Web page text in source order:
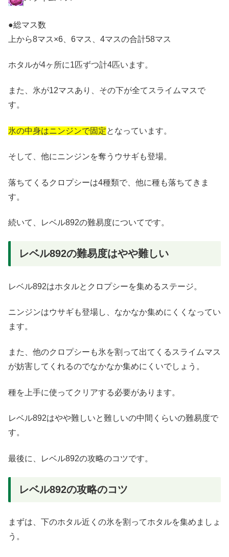
●総マス数
上から8マス×6、6マス、4マスの合計58マス
ホタルが4ヶ所に1匹ずつ計4匹います。
また、氷が12マスあり、その下が全てスライムマスで
す。
氷の中身はニンジンで固定となっています。
そして、他にニンジンを奪うウサギも登場。
落ちてくるクロプシーは4種類で、他に種も落ちてきま
す。
続いて、レベル892の難易度についてです。
レベル892の難易度はやや難しい
レベル892はホタルとクロプシーを集めるステージ。
ニンジンはウサギも登場し、なかなか集めにくくなってい
ます。
また、他のクロプシーも氷を割って出てくるスライムマス
が妨害してくれるのでなかなか集めにくいでしょう。
種を上手に使ってクリアする必要があります。
レベル892はやや難しいと難しいの中間くらいの難易度で
す。
最後に、レベル892の攻略のコツです。
レベル892の攻略のコツ
まずは、下のホタル近くの氷を割ってホタルを集めましょ
う。